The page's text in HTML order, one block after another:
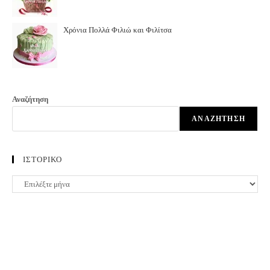
Χρόνια Πολλά Φιλιώ και Φιλίτσα
Αναζήτηση
ΑΝΑΖΉΤΗΣΗ
ΙΣΤΟΡΙΚΟ
ΙΣΤΟΡΙΚΟ